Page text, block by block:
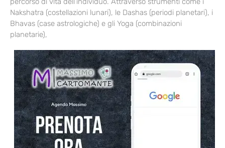
Nakshatra (costellazioni lunari), le Dashas (periodi planetari), i
Bhavas (case astrologiche) e gli Yoga (combinazioni
planetarie),